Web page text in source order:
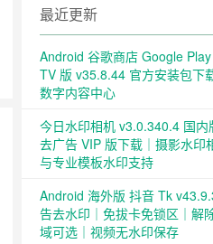
最近更新
Android 谷歌商店 Google
TV 版 v35.8.44 官方安装包下
数字内容中心
今日水印相机 v3.0.340.4 国
去广告 VIP 版下载｜摄影水印
与专业模板水印支持
Android 海外版 抖音 Tk
告去水印｜免拔卡免锁区｜解
域可选｜视频无水印保存